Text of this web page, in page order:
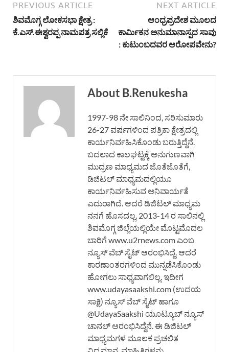
PREVIOUS ARTICLE
ಶಿವಮೊಗ್ಗ ಲೋಕಸಭಾ ಕ್ಷೇತ್ರ :
ಕೆ.ಎಸ್.ಈಶ್ವರಪ್ಪ ನಾಮಪತ್ರ ಸಲ್ಲಿಕೆ
NEXT ARTICLE
ಆಂಧ್ರಪ್ರದೇಶ ಮೂಲದ
ಕಾರ್ಮಿಕನ ಅನುಮಾನಾಸ್ಪದ ಸಾವು
: ಕುಟುಂಬದವರ ಆರೋಪವೇನು?
About B.Renukesha
1997-98 ನೇ ಸಾಲಿನಿಂದ, ಸರಿಸುಮಾರು
26-27 ವರ್ಷಗಳಿಂದ ಪತ್ರಿಕಾ ಕ್ಷೇತ್ರದಲ್ಲಿ
ಕಾರ್ಯನಿರ್ವಹಿಸಿಕೊಂಡು ಬರುತ್ತಿದ್ದೆನೆ.
ಬದಲಾದ ಕಾಲಘಟ್ಟಕ್ಕೆ ಅನುಗುಣವಾಗಿ
ಮುದ್ರಣ ಮಾಧ್ಯಮದ ಜೊತೆಜೊತೆಗೆ,
ಡಿಜಿಟಲ್ ಮಾಧ್ಯಮದಲ್ಲಿಯೂ
ಕಾರ್ಯನಿರ್ವಹಿಸುವ ಅನಿವಾರ್ಯತೆ
ಎದುರಾಗಿದೆ. ಆದರೆ ಡಿಜಿಟಲ್ ಮಾಧ್ಯಮ
ನನಗೆ ಹೊಸದಲ್ಲ. 2013-14 ರ ಸಾಲಿನಲ್ಲಿ
ಶಿವಮೊಗ್ಗ ಜಿಲ್ಲೆಯಲ್ಲಿಯೇ ಮೊಟ್ಟಮೊದಲ
ಬಾರಿಗೆ www.u2rnews.com ಎಂಬ
ನ್ಯೂಸ್ ವೆಬ್ ಸೈಟ್ ಆರಂಭಿಸಿದ್ದೆ. ಆದರೆ
ಕಾರಣಾಂತರಗಳಿಂದ ಮುನ್ನಡೆಸಿಕೊಂಡು
ಹೋಗಲು ಸಾಧ್ಯವಾಗಲಿಲ್ಲ. ಇದೀಗ
www.udayasaakshi.com (ಉದಯ
ಸಾಕ್ಷಿ) ನ್ಯೂಸ್ ವೆಬ್ ಸೈಟ್ ಹಾಗೂ
@UdayaSaakshi ಯೂಟ್ಯೂಬ್ ನ್ಯೂಸ್
ಚಾನಲ್ ಆರಂಭಿಸಿದ್ದೆನೆ. ಈ ಡಿಜಿಟಲ್
ಮಾಧ್ಯಮಗಳ ಮೂಲಕ ಪ್ರಚಲಿತ